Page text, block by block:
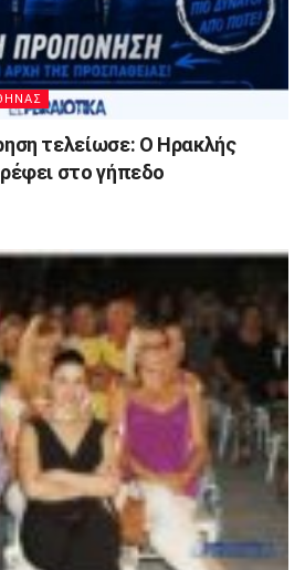
τελείωσε: Ο Ηρακλής
στο γήπεδο